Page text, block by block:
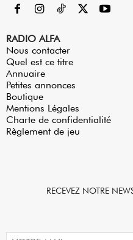
RADIO ALFA
Nous contacter
Quel est ce titre
Annuaire
Petites annonces
Boutique
Mentions Légales
Charte de confidentialité
Règlement de jeu
RECEVEZ NOTRE